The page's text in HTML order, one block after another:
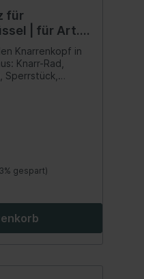
für
| für Art.
Knarrenkopf in
Knarr-Rad,
Sperrstück,
gespart)